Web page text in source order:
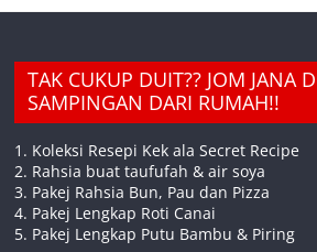
TAK CUKUP DUIT?? JOM JANA
SAMPINGAN DARI RUMAH!!
1. Koleksi Resepi Kek ala Secret Recipe
2. Rahsia buat taufufah & air soya
3. Pakej Rahsia Bun, Pau dan Pizza
4. Pakej Lengkap Roti Canai
5. Pakej Lengkap Putu Bambu & Piring